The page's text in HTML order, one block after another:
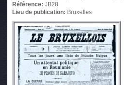
Référence: JB28
Lieu de publication: Bruxelles